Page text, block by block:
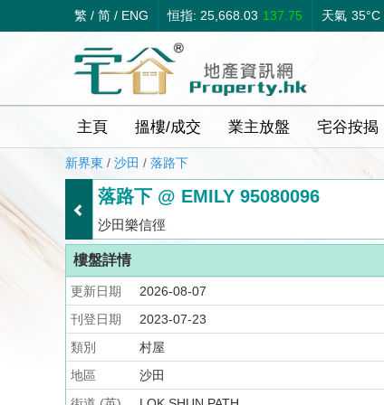
繁 / 简 / ENG 恒指: 25,668.03 137.75 天氣 35°C
主頁 搵樓/成交 業主放盤 宅谷按揭
新界東 / 沙田 / 落路下
落路下 @ EMILY 95080096
沙田樂信徑
樓盤詳情
更新日期
2026-08-07
刊登日期
2023-07-23
類別
村屋
地區
沙田